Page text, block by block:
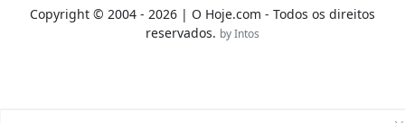
Copyright © 2004 - 2026 | O Hoje.com - Todos os direitos
reservados. by Intos